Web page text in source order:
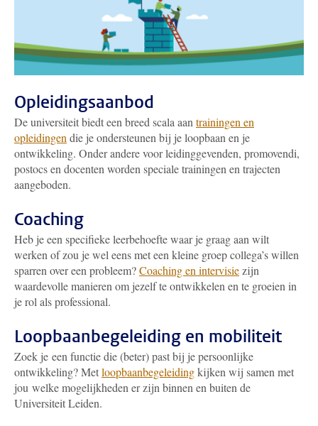
Opleidingsaanbod
De universiteit biedt een breed scala aan trainingen en
opleidingen die je ondersteunen bij je loopbaan en je
ontwikkeling. Onder andere voor leidinggevenden, promovendi,
postocs en docenten worden speciale trainingen en trajecten
aangeboden.
Coaching
Heb je een specifieke leerbehoefte waar je graag aan wilt
werken of zou je wel eens met een kleine groep collega’s willen
sparren over een probleem?Coaching en intervisiezijn
waardevolle manieren om jezelf te ontwikkelen en te groeien in
je rol als professional.
Loopbaanbegeleiding en mobiliteit
Zoek je een functie die (beter) past bij je persoonlijke
ontwikkeling? Metloopbaanbegeleidingkijken wij samen met
jou welke mogelijkheden er zijn binnen en buiten de
Universiteit Leiden.